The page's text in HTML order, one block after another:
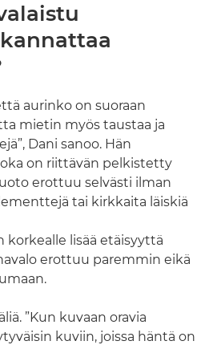
aurinko on suoraan
mietin myös taustaa ja
Dani sanoo. Hän
on riittävän pelkistetty
erottuu selvästi ilman
tai kirkkaita läiskiä
korkealle lisää etäisyyttä
erottuu paremmin eikä
”Kun kuvaan oravia
kuviin, joissa häntä on